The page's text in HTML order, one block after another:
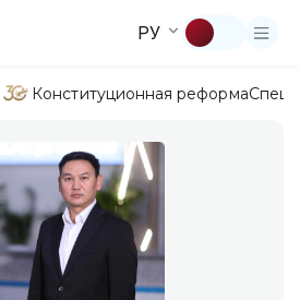
РУ
Конституционная реформа